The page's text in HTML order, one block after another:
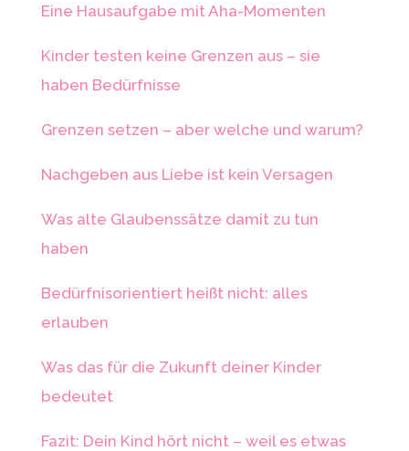
Eine Hausaufgabe mit Aha-Momenten
Kinder testen keine Grenzen aus – sie
haben Bedürfnisse
Grenzen setzen – aber welche und warum?
Nachgeben aus Liebe ist kein Versagen
Was alte Glaubenssätze damit zu tun
haben
Bedürfnisorientiert heißt nicht: alles
erlauben
Was das für die Zukunft deiner Kinder
bedeutet
Fazit: Dein Kind hört nicht – weil es etwas